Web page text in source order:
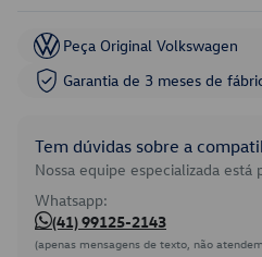
Peça Original Volkswagen
Garantia de 3 meses de
Tem dúvidas sobre a
Nossa equipe especializada está
Whatsapp:
(41) 99125-2143
(apenas mensagens de texto, não